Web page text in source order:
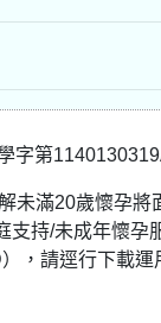
字第
未滿20歲懷孕
持/未成年懷孕
，請逕行下載運